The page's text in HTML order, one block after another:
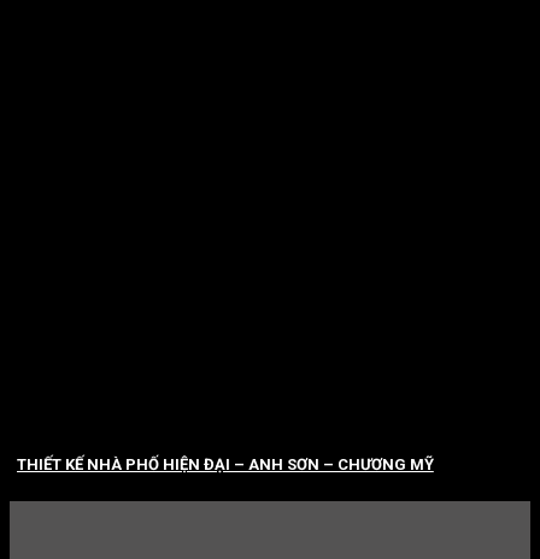
THIẾT KẾ NHÀ PHỐ HIỆN ĐẠI – ANH SƠN – CHƯƠNG MỸ